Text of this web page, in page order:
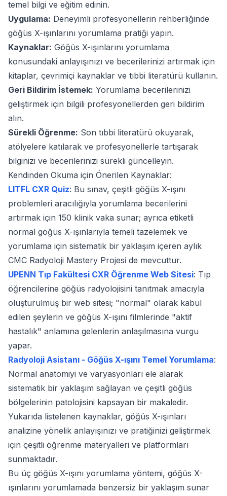
temel bilgi ve eğitim edinin.
Uygulama: Deneyimli profesyonellerin rehberliğinde
göğüs X-ışınlarını yorumlama pratiği yapın.
Kaynaklar: Göğüs X-ışınlarını yorumlama
konusundaki anlayışınızı ve becerilerinizi artırmak için
kitaplar, çevrimiçi kaynaklar ve tıbbi literatürü kullanın.
Geri Bildirim İstemek: Yorumlama becerilerinizi
geliştirmek için bilgili profesyonellerden geri bildirim
alın.
Sürekli Öğrenme: Son tıbbi literatürü okuyarak,
atölyelere katılarak ve profesyonellerle tartışarak
bilginizi ve becerilerinizi sürekli güncelleyin.
Kendinden Okuma için Önerilen Kaynaklar:
LITFL CXR Quiz: Bu sınav, çeşitli göğüs X-ışını
problemleri aracılığıyla yorumlama becerilerini
artırmak için 150 klinik vaka sunar; ayrıca etiketli
normal göğüs X-ışınlarıyla temeli tazelemek ve
yorumlama için sistematik bir yaklaşım içeren aylık
CMC Radyoloji Mastery Projesi de mevcuttur.
UPENN Tıp Fakültesi CXR Öğrenme Web Sitesi: Tıp
öğrencilerine göğüs radyolojisini tanıtmak amacıyla
oluşturulmuş bir web sitesi; "normal" olarak kabul
edilen şeylerin ve göğüs X-ışını filmlerinde "aktif
hastalık" anlamına gelenlerin anlaşılmasına vurgu
yapar.
Radyoloji Asistanı - Göğüs X-ışını Temel Yorumlama:
Normal anatomiyi ve varyasyonları ele alarak
sistematik bir yaklaşım sağlayan ve çeşitli göğüs
bölgelerinin patolojisini kapsayan bir makaledir.
Yukarıda listelenen kaynaklar, göğüs X-ışınları
analizine yönelik anlayışınızı ve pratiğinizi geliştirmek
için çeşitli öğrenme materyalleri ve platformları
sunmaktadır.
Bu üç göğüs X-ışını yorumlama yöntemi, göğüs X-
ışınlarını yorumlamada benzersiz bir yaklaşım sunar